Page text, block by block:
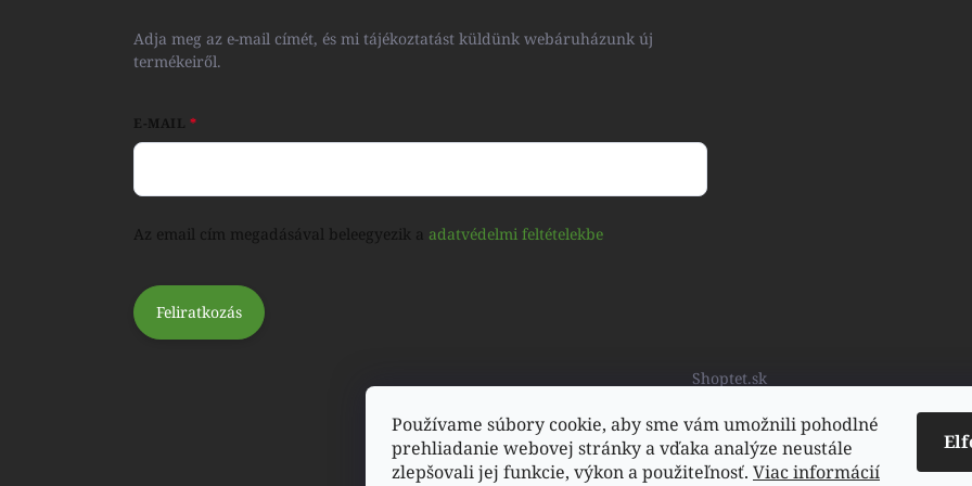
Používame súbory cookie, aby sme vám umožnili pohodlné
prehliadanie webovej stránky a vďaka analýze neustále
zlepšovali jej funkcie, výkon a použiteľnosť. Viac informácií
Adja meg az e-mail címét, és mi tájékoztatást küldünk webáruházunk új
termékeiről.
E-MAIL
Az email cím megadásával beleegyezik a adatvédelmi feltételekbe
Feliratkozás
Shoptet.sk